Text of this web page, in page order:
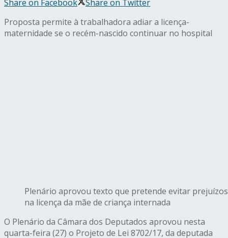
Share on Facebook
Share on Twitter
Proposta permite à trabalhadora adiar a licença-
maternidade se o recém-nascido continuar no hospital
Plenário aprovou texto que pretende evitar prejuízos
na licença da mãe de criança internada
O Plenário da Câmara dos Deputados aprovou nesta
quarta-feira (27) o Projeto de Lei 8702/17, da deputada